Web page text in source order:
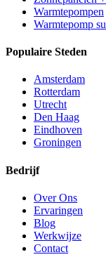
Warmtepompen
Warmtepomp
Populaire Steden
Amsterdam
Rotterdam
Utrecht
Den Haag
Eindhoven
Groningen
Bedrijf
Over Ons
Ervaringen
Blog
Werkwijze
Contact